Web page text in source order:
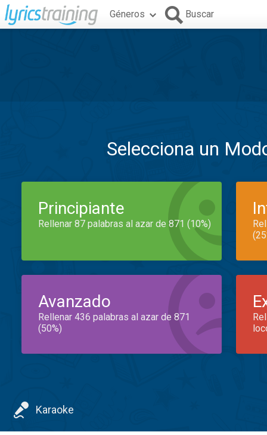
Géneros Buscar
Selecciona un
Principiante
Rellenar 87 palabras al azar de 871 (10%)
Avanzado
Rellenar 436 palabras al azar de 871
(50%)
Karaoke